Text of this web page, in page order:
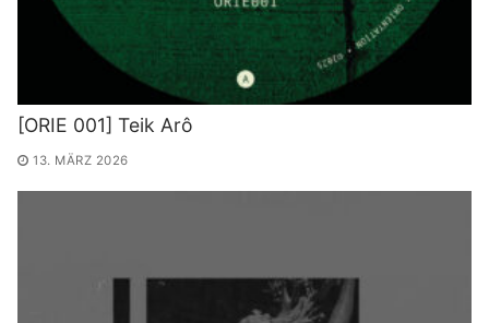
[ORIE 001] Teik Arô
13. MÄRZ 2026